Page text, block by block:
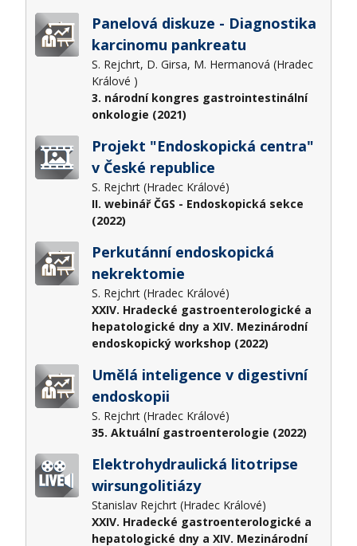
Panelová diskuze - Diagnostika
karcinomu pankreatu
S. Rejchrt, D. Girsa, M. Hermanová (Hradec
Králové )
3. národní kongres gastrointestinální
onkologie (2021)
Projekt "Endoskopická centra"
v České republice
S. Rejchrt (Hradec Králové)
II. webinář ČGS - Endoskopická sekce
(2022)
Perkutánní endoskopická
nekrektomie
S. Rejchrt (Hradec Králové)
XXIV. Hradecké gastroenterologické a
hepatologické dny a XIV. Mezinárodní
endoskopický workshop (2022)
Umělá inteligence v digestivní
endoskopii
S. Rejchrt (Hradec Králové)
35. Aktuální gastroenterologie (2022)
Elektrohydraulická litotripse
wirsungolitiázy
Stanislav Rejchrt (Hradec Králové)
XXIV. Hradecké gastroenterologické a
hepatologické dny a XIV. Mezinárodní